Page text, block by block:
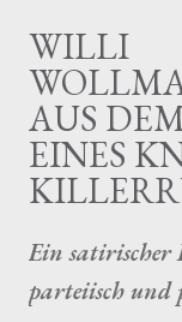
WILLI
AUS
EINES
Ein
parteiisch und